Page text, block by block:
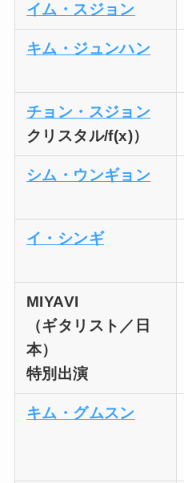
イム・スジョン
キム・ジュンハン
チョン・スジョン
クリスタル/f(x)）
シム・ウンギョン
イ・シンギ
MIYAVI
（ギタリスト／日
本）
特別出演
キム・グムスン